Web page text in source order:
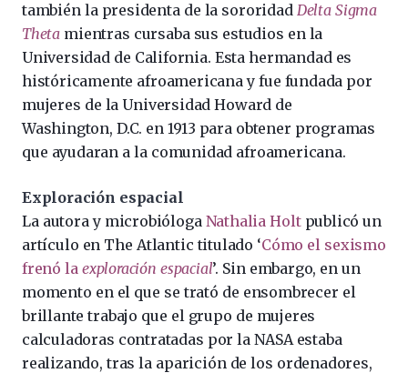
también la presidenta de la sororidad Delta Sigma
Theta mientras cursaba sus estudios en la
Universidad de California. Esta hermandad es
históricamente afroamericana y fue fundada por
mujeres de la Universidad Howard de
Washington, D.C. en 1913 para obtener programas
que ayudaran a la comunidad afroamericana.
Exploración espacial
La autora y microbióloga Nathalia Holtpublicó un
artículo en The Atlantic titulado ‘Cómo el sexismo
frenó la exploración espacial’. Sin embargo, en un
momento en el que se trató de ensombrecer el
brillante trabajo que el grupo de mujeres
calculadoras contratadas por la NASA estaba
realizando, tras la aparición de los ordenadores,